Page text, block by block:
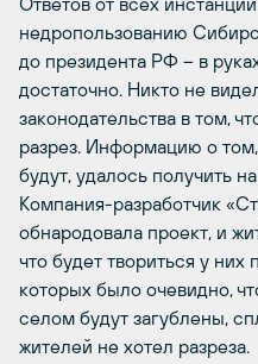
недропользованию
до президента РФ – в
достаточно. Никто не
законодательства в том,
разрез. Информацию о
будут, удалось получить
Компания-разработчик
обнародовала проект, и
что будет твориться у
которых было очевидно,
селом будут загублены,
жителей не хотел разреза.